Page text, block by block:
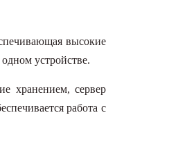
высокие
устройстве.
хранением, сервер
работа с